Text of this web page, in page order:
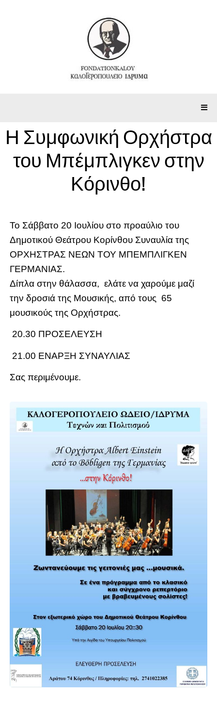
Η Συμφωνική Ορχήστρα
του Μπέμπλιγκεν στην
Κόρινθο!
Το Σάββατο 20 Ιουλίου στο προαύλιο του
Δημοτικού Θεάτρου Κορίνθου Συναυλία της
ΟΡΧΗΣΤΡΑΣ ΝΕΩΝ ΤΟΥ ΜΠΕΜΠΛΙΓΚΕΝ
ΓΕΡΜΑΝΙΑΣ.
Δίπλα στην θάλασσα, ελάτε να χαρούμε μαζί
την δροσιά της Μουσικής, από τους 65
μουσικούς της Ορχήστρας.
20.30 ΠΡΟΣΕΛΕΥΣΗ
21.00 ΕΝΑΡΞΗ ΣΥΝΑΥΛΙΑΣ
Σας περιμένουμε.